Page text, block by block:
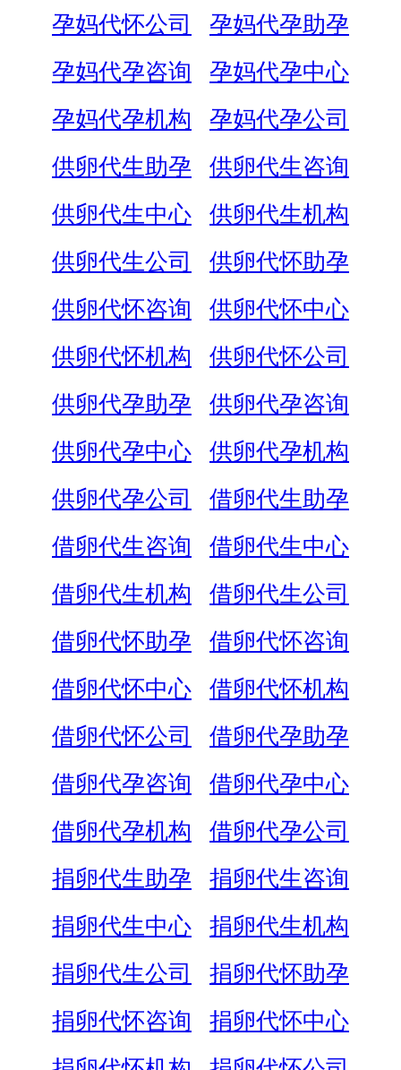
孕妈代怀公司
孕妈代孕助孕
孕妈代孕咨询
孕妈代孕中心
孕妈代孕机构
孕妈代孕公司
供卵代生助孕
供卵代生咨询
供卵代生中心
供卵代生机构
供卵代生公司
供卵代怀助孕
供卵代怀咨询
供卵代怀中心
供卵代怀机构
供卵代怀公司
供卵代孕助孕
供卵代孕咨询
供卵代孕中心
供卵代孕机构
供卵代孕公司
借卵代生助孕
借卵代生咨询
借卵代生中心
借卵代生机构
借卵代生公司
借卵代怀助孕
借卵代怀咨询
借卵代怀中心
借卵代怀机构
借卵代怀公司
借卵代孕助孕
借卵代孕咨询
借卵代孕中心
借卵代孕机构
借卵代孕公司
捐卵代生助孕
捐卵代生咨询
捐卵代生中心
捐卵代生机构
捐卵代生公司
捐卵代怀助孕
捐卵代怀咨询
捐卵代怀中心